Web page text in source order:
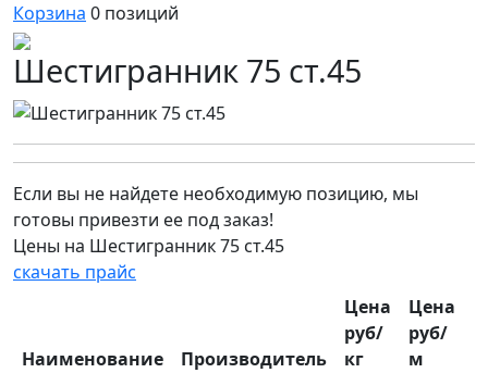
Корзина 0 позиций
Шестигранник 75 ст.45
Если вы не найдете необходимую позицию, мы
готовы привезти ее под заказ!
Цены на Шестигранник 75 ст.45
скачать прайс
Наименование Производитель
Цена
руб/
кг
Цена
руб/
м